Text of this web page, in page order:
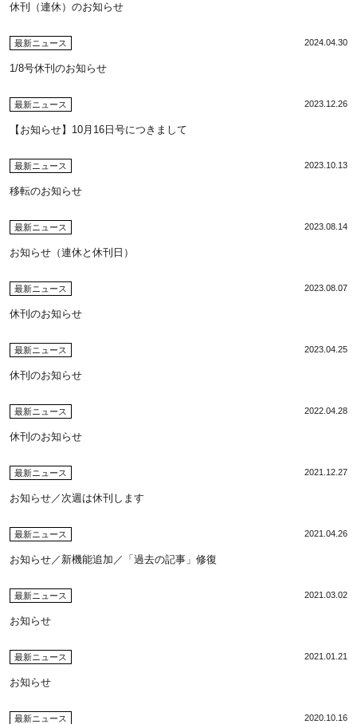
休刊（連休）のお知らせ
最新ニュース 2024.04.30
1/8号休刊のお知らせ
最新ニュース 2023.12.26
【お知らせ】10月16日号につきまして
最新ニュース 2023.10.13
移転のお知らせ
最新ニュース 2023.08.14
お知らせ（連休と休刊日）
最新ニュース 2023.08.07
休刊のお知らせ
最新ニュース 2023.04.25
休刊のお知らせ
最新ニュース 2022.04.28
休刊のお知らせ
最新ニュース 2021.12.27
お知らせ／次週は休刊します
最新ニュース 2021.04.26
お知らせ／新機能追加／「過去の記事」修復
最新ニュース 2021.03.02
お知らせ
最新ニュース 2021.01.21
お知らせ
最新ニュース 2020.10.16